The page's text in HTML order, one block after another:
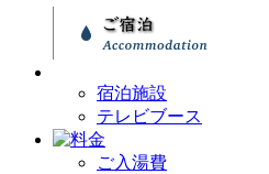
宿泊施設
テレビブース
ご入湯費